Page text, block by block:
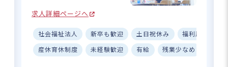
よ☆ あなたの調理の腕で、子
笑顔を一緒に作りませんか？
のお仕事♪年間休日123日・賞与
計4カ月分
務・休日は月9日以上確保◎ ■
子どもたちと四季を感じる豊
かな環境♪ ーー【子どもと向
き合う、小さな保育園の大き
求人詳細ページへ
社会福祉法人 新卒も歓迎 土日祝休み 福利厚生充実
産休育休制度 未経験歓迎 有給 残業少なめ